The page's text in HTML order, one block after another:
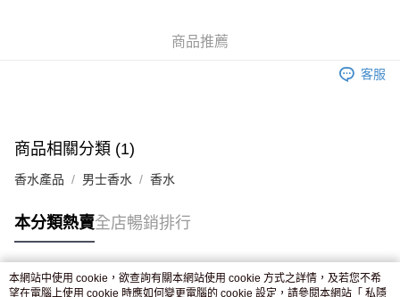
付款後門市自取，訂單確認後2-4個工作天到店，7天內取。逾期後
商品推薦
客服
商品相關分類 (1)
香水產品 男士香水 香水
本分類熱賣全店暢銷排行
熱門標籤
本網站中使用 cookie，欲查詢有關本網站使用 cookie 方式之詳情，及若您不希
望在電腦上使用 cookie 時應如何變更電腦的 cookie 設定，請參閱本網站「 私隱